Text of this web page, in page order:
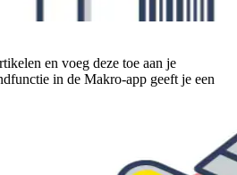
en voeg deze toe aan je
in de Makro-app geeft je een